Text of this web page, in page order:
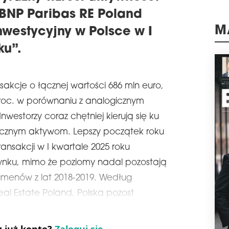
Paribas RE Poland
w Polsce w I
o łącznej wartości 686 mln euro,
w porównaniu z analogicznym
coraz chętniej kierują się ku
aktywom. Lepszy początek roku
w I kwartale 2025 roku
mimo że poziomy nadal pozostają
z lat 2018-2019. Według
Estate Poland, Polska pozost
mln
schedule